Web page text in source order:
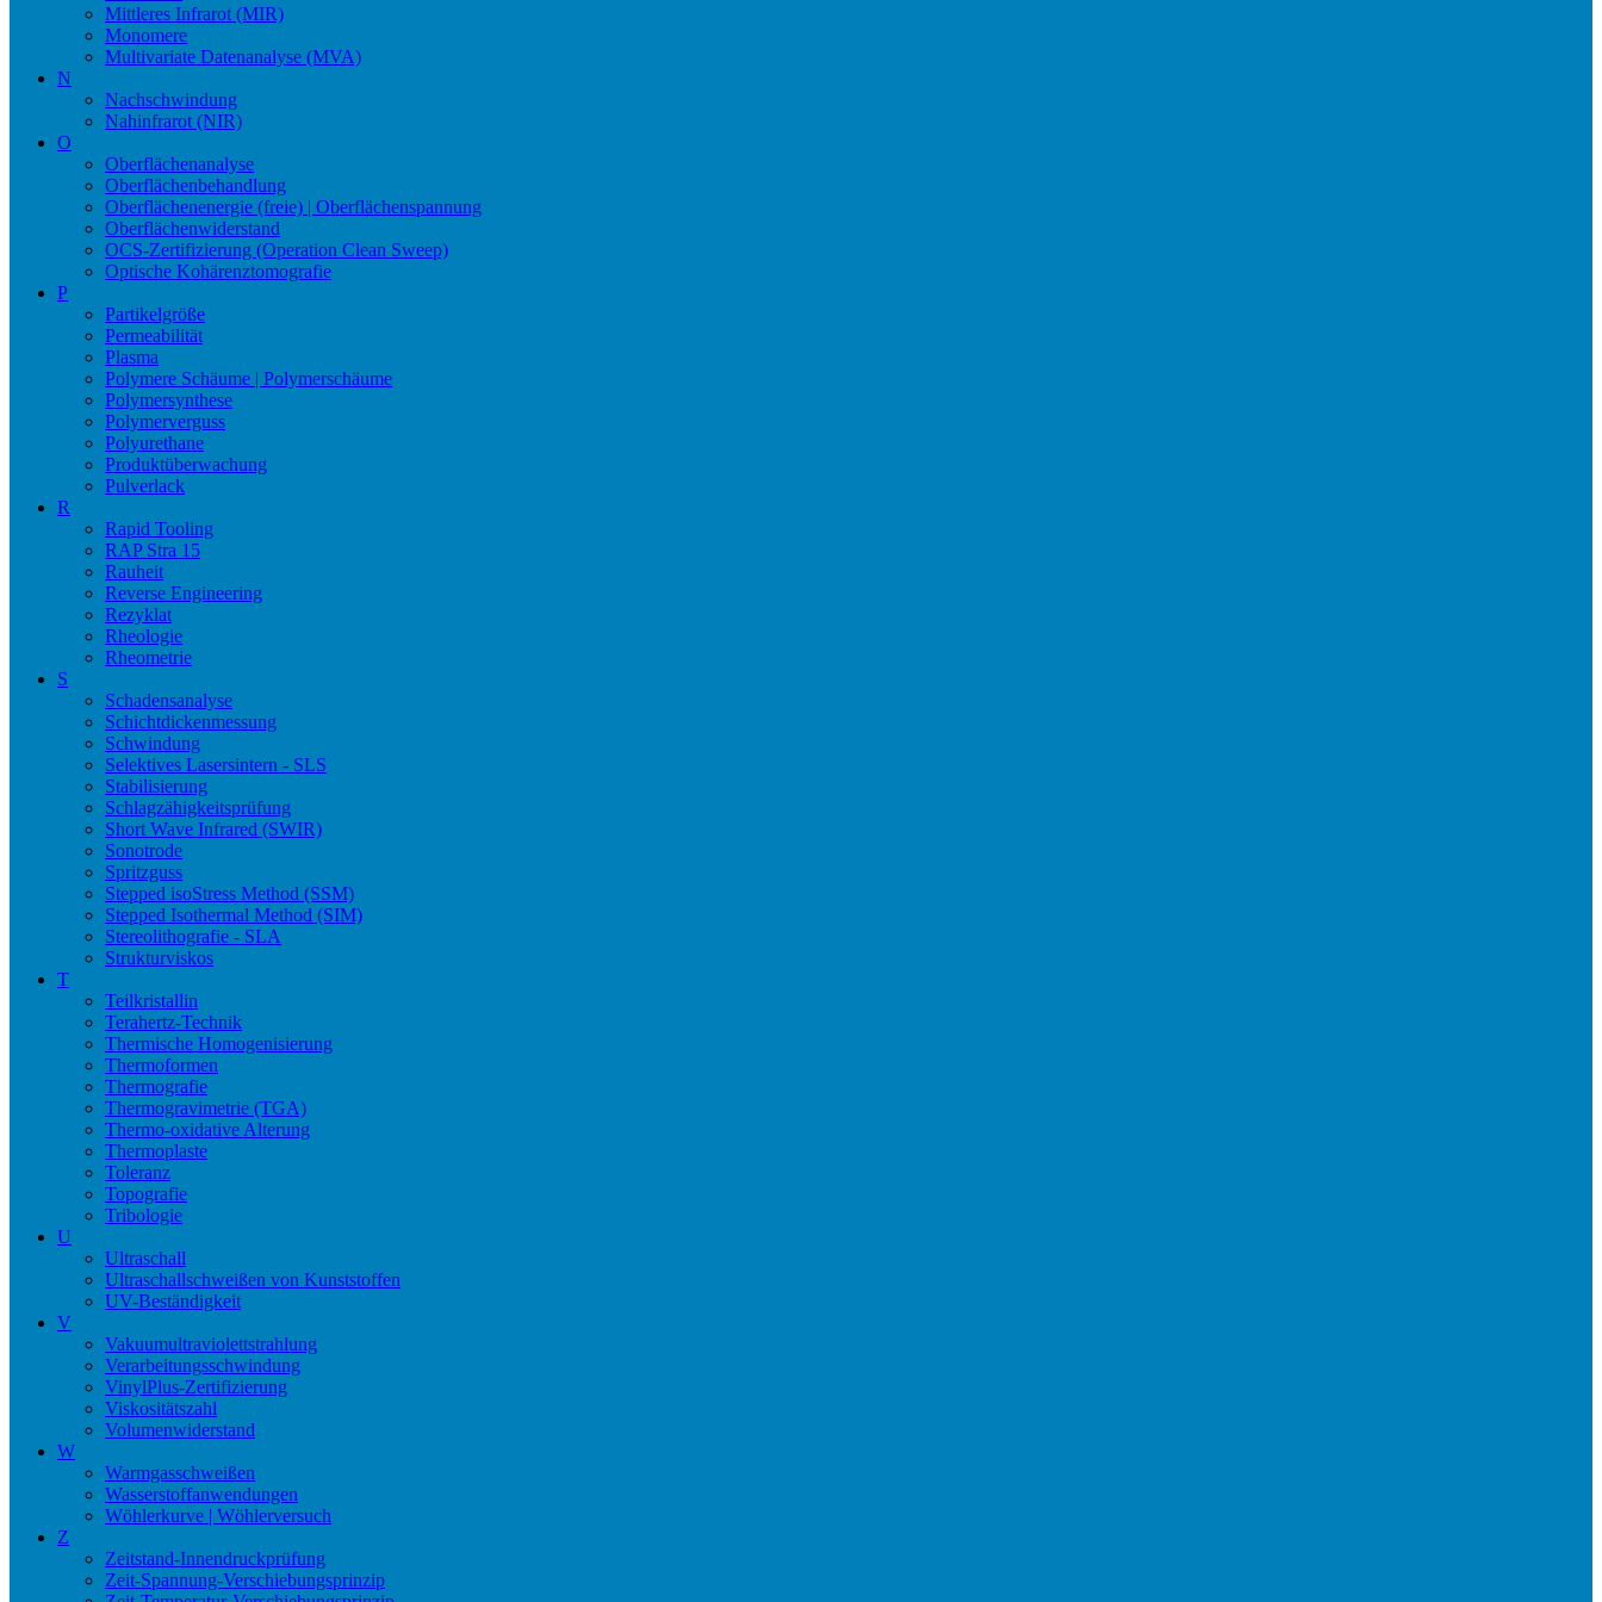
Mittleres Infrarot (MIR)
Monomere
Multivariate Datenanalyse (MVA)
N
Nachschwindung
Nahinfrarot (NIR)
O
Oberflächenanalyse
Oberflächenbehandlung
Oberflächenenergie (freie) | Oberflächenspannung
Oberflächenwiderstand
OCS-Zertifizierung (Operation Clean Sweep)
Optische Kohärenztomografie
P
Partikelgröße
Permeabilität
Plasma
Polymere Schäume | Polymerschäume
Polymersynthese
Polymerverguss
Polyurethane
Produktüberwachung
Pulverlack
R
Rapid Tooling
RAP Stra 15
Rauheit
Reverse Engineering
Rezyklat
Rheologie
Rheometrie
S
Schadensanalyse
Schichtdickenmessung
Schwindung
Selektives Lasersintern - SLS
Stabilisierung
Schlagzähigkeitsprüfung
Short Wave Infrared (SWIR)
Sonotrode
Spritzguss
Stepped isoStress Method (SSM)
Stepped Isothermal Method (SIM)
Stereolithografie - SLA
Strukturviskos
T
Teilkristallin
Terahertz-Technik
Thermische Homogenisierung
Thermoformen
Thermografie
Thermogravimetrie (TGA)
Thermo-oxidative Alterung
Thermoplaste
Toleranz
Topografie
Tribologie
U
Ultraschall
Ultraschallschweißen von Kunststoffen
UV-Beständigkeit
V
Vakuumultraviolettstrahlung
Verarbeitungsschwindung
VinylPlus-Zertifizierung
Viskositätszahl
Volumenwiderstand
W
Warmgasschweißen
Wasserstoffanwendungen
Wöhlerkurve | Wöhlerversuch
Z
Zeitstand-Innendruckprüfung
Zeit-Spannung-Verschiebungsprinzip